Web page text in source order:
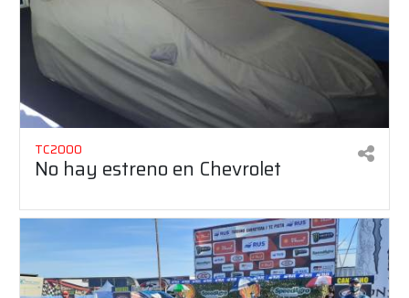
TC2000
No hay estreno en Chevrolet